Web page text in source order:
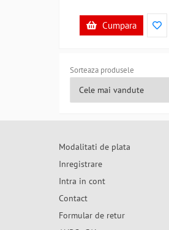
Cumpara
Sorteaza produsele
Modalitati de plata
Inregistrare
Intra in cont
Contact
Formular de retur